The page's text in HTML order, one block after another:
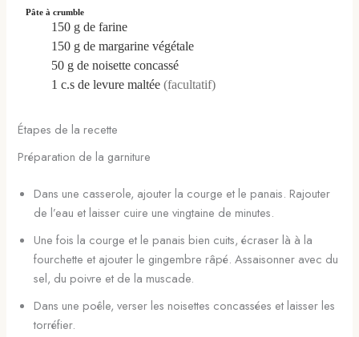
Pâte à crumble
150 g de farine
150 g de margarine végétale
50 g de noisette concassé
1 c.sde levure maltée(facultatif)
Étapes de la recette
Préparation de la garniture
Dans une casserole, ajouter la courge et le panais. Rajouter
de l’eau et laisser cuire une vingtaine de minutes.
Une fois la courge et le panais bien cuits, écraser là à la
fourchette et ajouter le gingembre râpé. Assaisonner avec du
sel, du poivre et de la muscade.
Dans une poêle, verser les noisettes concassées et laisser les
torréfier.